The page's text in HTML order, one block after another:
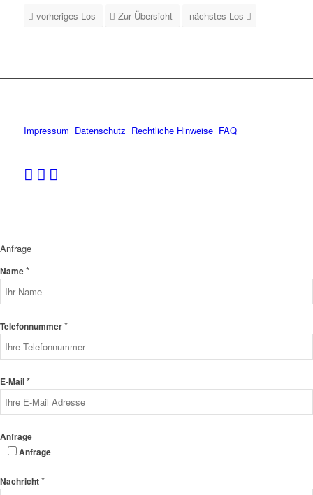
vorheriges Los Zur Übersicht nächstes Los
Impressum Datenschutz Rechtliche Hinweise FAQ
Anfrage
Name*
Telefonnummer*
E-Mail*
Anfrage
Anfrage
Nachricht*